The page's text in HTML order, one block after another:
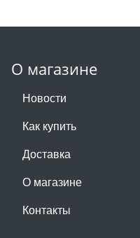
О магазине
Новости
Как купить
Доставка
О магазине
Контакты